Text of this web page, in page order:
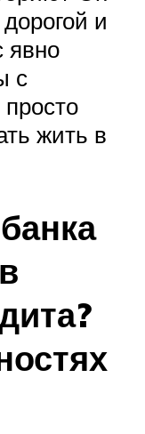
и
явно
с
жить в